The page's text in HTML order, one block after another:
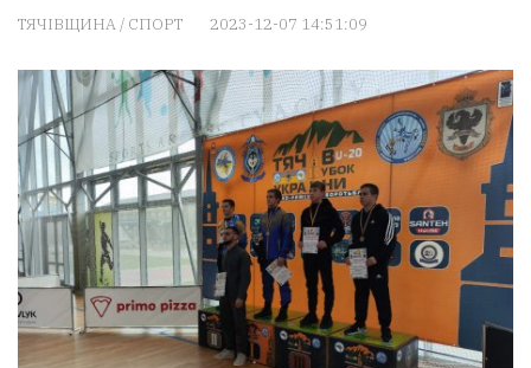
ТЯЧІВЩИНА/ СПОРТ 2023-12-07 14:51:09